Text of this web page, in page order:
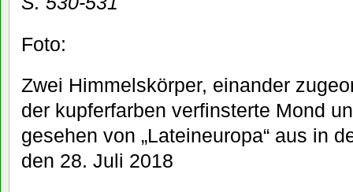
Foto:
Zwei Himmelskörper, einander
der kupferfarben verfinsterte Mond
gesehen von „Lateineuropa“ aus in
den 28. Juli 2018